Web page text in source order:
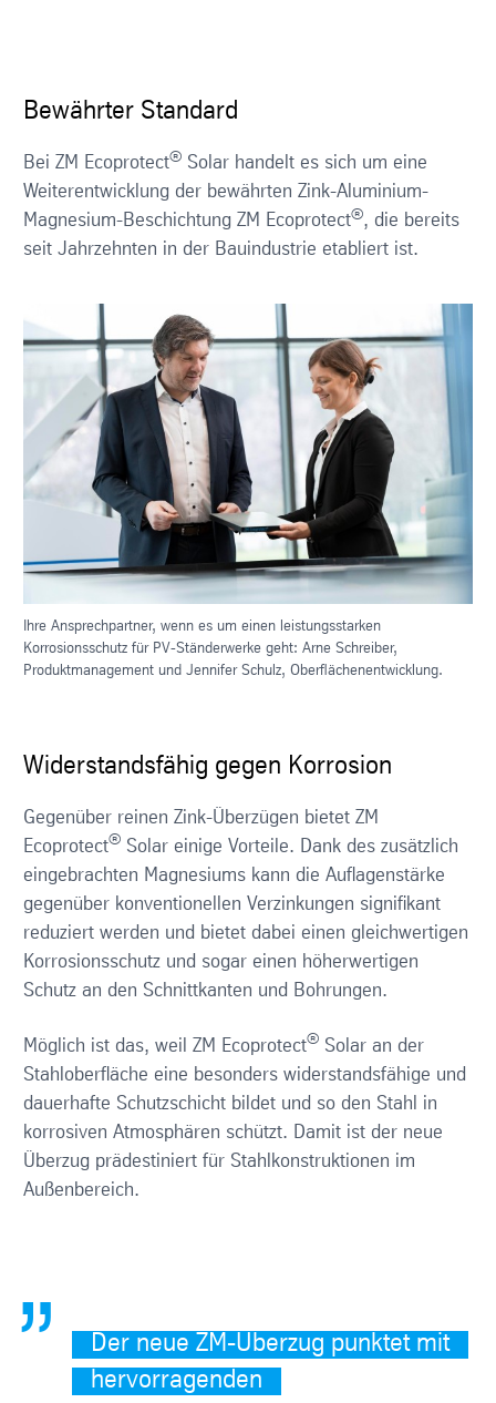
Bewährter Standard
Bei ZM Ecoprotect®Solar handelt es sich um eine
Weiterentwicklung der bewährten Zink-Aluminium-
Magnesium-Beschichtung ZM Ecoprotect®, die bereits
seit Jahrzehnten in der Bauindustrie etabliert ist.
Ihre Ansprechpartner, wenn es um einen leistungsstarken
Korrosionsschutz für PV-Ständerwerke geht: Arne Schreiber,
Produktmanagement und Jennifer Schulz, Oberflächenentwicklung.
Widerstandsfähig gegen Korrosion
Gegenüber reinen Zink-Überzügen bietet ZM
Ecoprotect®Solar einige Vorteile. Dank des zusätzlich
eingebrachten Magnesiums kann die Auflagenstärke
gegenüber konventionellen Verzinkungen signifikant
reduziert werden und bietet dabei einen gleichwertigen
Korrosionsschutz und sogar einen höherwertigen
Schutz an den Schnittkanten und Bohrungen.
Möglich ist das, weil ZM Ecoprotect®Solar an der
Stahloberfläche eine besonders widerstandsfähige und
dauerhafte Schutzschicht bildet und so den Stahl in
korrosiven Atmosphären schützt. Damit ist der neue
Überzug prädestiniert für Stahlkonstruktionen im
Außenbereich.
Der neue ZM-Überzug punktet mit
hervorragenden